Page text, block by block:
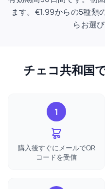
ます。€1.99からの5種類
らお選
チェコ共和国
1
購入後すぐにメールでQR
コードを受信